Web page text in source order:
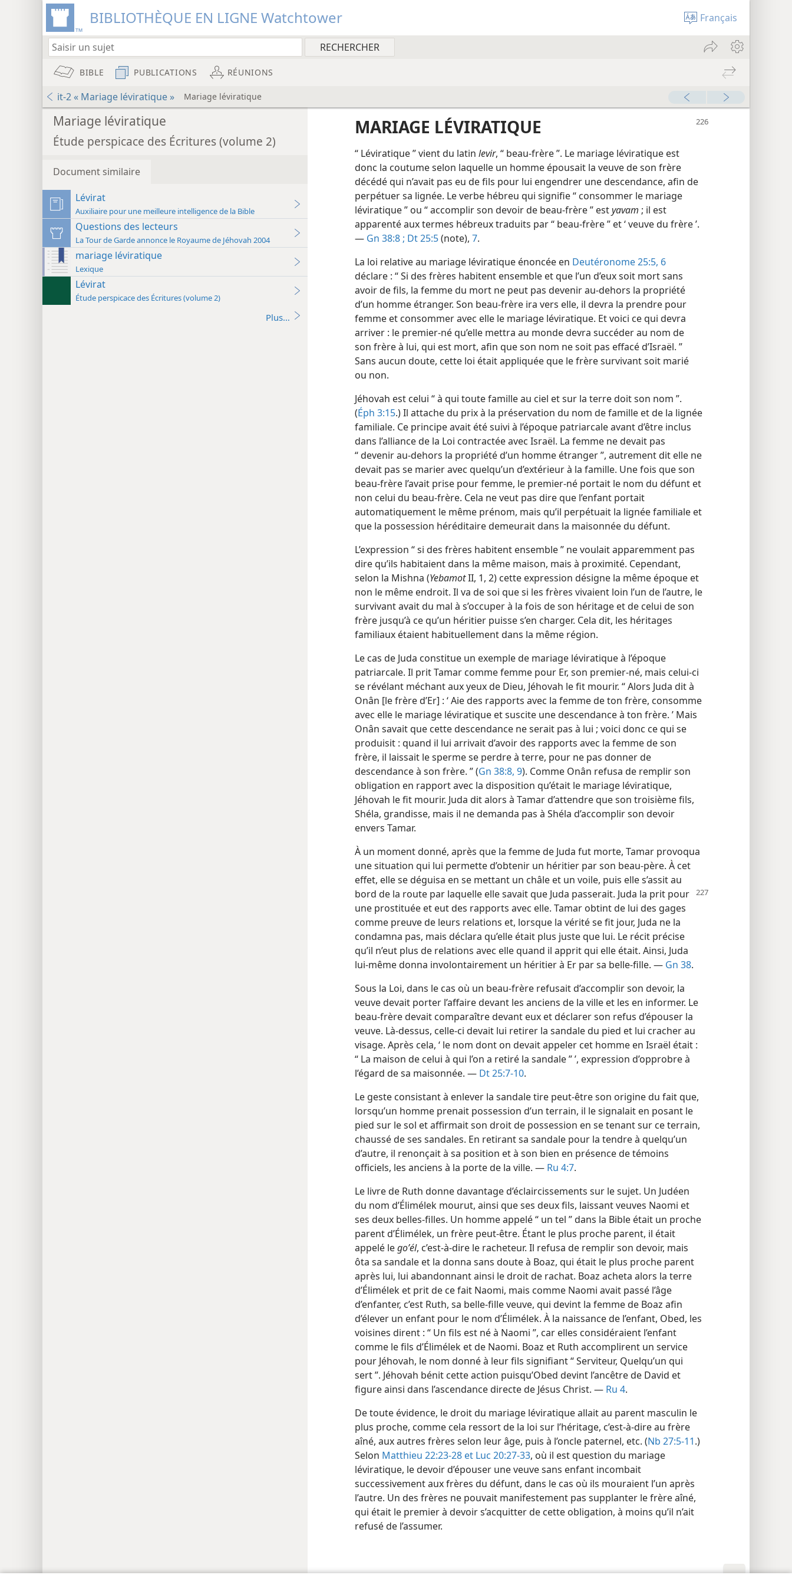
BIBLIOTHÈQUE EN LIGNE Watchtower Français
BIBLE PUBLICATIONS RÉUNIONS
it-2 « Mariage léviratique » Mariage léviratique
Mariage léviratique
Étude perspicace des Écritures (volume 2)
Document similaire
Lévirat
Auxiliaire pour une meilleure intelligence de la Bible
Questions des lecteurs
La Tour de Garde annonce le Royaume de Jéhovah 2004
mariage léviratique
Lexique
Lévirat
Étude perspicace des Écritures (volume 2)
Plus…
MARIAGE LÉVIRATIQUE
“ Léviratique ” vient du latin levir, “ beau-frère ”. Le mariage léviratique est
donc la coutume selon laquelle un homme épousait la veuve de son frère
décédé qui n’avait pas eu de fils pour lui engendrer une descendance, afin de
perpétuer sa lignée. Le verbe hébreu qui signifie “ consommer le mariage
léviratique ” ou “ accomplir son devoir de beau-frère ” estyavam ; il est
apparenté aux termes hébreux traduits par “ beau-frère ” et ‘ veuve du frère ’.
— Gn 38:8 ; Dt 25:5(note), 7.
La loi relative au mariage léviratique énoncée en Deutéronome 25:5, 6
déclare : “ Si des frères habitent ensemble et que l’un d’eux soit mort sans
avoir de fils, la femme du mort ne peut pas devenir au-dehors la propriété
d’un homme étranger. Son beau-frère ira vers elle, il devra la prendre pour
femme et consommer avec elle le mariage léviratique. Et voici ce qui devra
arriver : le premier-né qu’elle mettra au monde devra succéder au nom de
son frère à lui, qui est mort, afin que son nom ne soit pas effacé d’Israël. ”
Sans aucun doute, cette loi était appliquée que le frère survivant soit marié
ou non.
Jéhovah est celui “ à qui toute famille au ciel et sur la terre doit son nom ”.
(Éph 3:15.) Il attache du prix à la préservation du nom de famille et de la lignée
familiale. Ce principe avait été suivi à l’époque patriarcale avant d’être inclus
dans l’alliance de la Loi contractée avec Israël. La femme ne devait pas
“ devenir au-dehors la propriété d’un homme étranger ”, autrement dit elle ne
devait pas se marier avec quelqu’un d’extérieur à la famille. Une fois que son
beau-frère l’avait prise pour femme, le premier-né portait le nom du défunt et
non celui du beau-frère. Cela ne veut pas dire que l’enfant portait
automatiquement le même prénom, mais qu’il perpétuait la lignée familiale et
que la possession héréditaire demeurait dans la maisonnée du défunt.
L’expression “ si des frères habitent ensemble ” ne voulait apparemment pas
dire qu’ils habitaient dans la même maison, mais à proximité. Cependant,
selon la Mishna (YebamotII, 1, 2) cette expression désigne la même époque et
non le même endroit. Il va de soi que si les frères vivaient loin l’un de l’autre, le
survivant avait du mal à s’occuper à la fois de son héritage et de celui de son
frère jusqu’à ce qu’un héritier puisse s’en charger. Cela dit, les héritages
familiaux étaient habituellement dans la même région.
Le cas de Juda constitue un exemple de mariage léviratique à l’époque
patriarcale. Il prit Tamar comme femme pour Er, son premier-né, mais celui-ci
se révélant méchant aux yeux de Dieu, Jéhovah le fit mourir. “ Alors Juda dit à
Onân [le frère d’Er] : ‘ Aie des rapports avec la femme de ton frère, consomme
avec elle le mariage léviratique et suscite une descendance à ton frère. ’ Mais
Onân savait que cette descendance ne serait pas à lui ; voici donc ce qui se
produisit : quand il lui arrivait d’avoir des rapports avec la femme de son
frère, il laissait le sperme se perdre à terre, pour ne pas donner de
descendance à son frère. ” (Gn 38:8, 9). Comme Onân refusa de remplir son
obligation en rapport avec la disposition qu’était le mariage léviratique,
Jéhovah le fit mourir. Juda dit alors à Tamar d’attendre que son troisième fils,
Shéla, grandisse, mais il ne demanda pas à Shéla d’accomplir son devoir
envers Tamar.
À un moment donné, après que la femme de Juda fut morte, Tamar provoqua
une situation qui lui permette d’obtenir un héritier par son beau-père. À cet
effet, elle se déguisa en se mettant un châle et un voile, puis elle s’assit au
bord de la route par laquelle elle savait que Juda passerait. Juda la prit pour
une prostituée et eut des rapports avec elle. Tamar obtint de lui des gages
comme preuve de leurs relations et, lorsque la vérité se fit jour, Juda ne la
condamna pas, mais déclara qu’elle était plus juste que lui. Le récit précise
qu’il n’eut plus de relations avec elle quand il apprit qui elle était. Ainsi, Juda
lui-même donna involontairement un héritier à Er par sa belle-fille. — Gn 38.
Sous la Loi, dans le cas où un beau-frère refusait d’accomplir son devoir, la
veuve devait porter l’affaire devant les anciens de la ville et les en informer. Le
beau-frère devait comparaître devant eux et déclarer son refus d’épouser la
veuve. Là-dessus, celle-ci devait lui retirer la sandale du pied et lui cracher au
visage. Après cela, ‘ le nom dont on devait appeler cet homme en Israël était :
“ La maison de celui à qui l’on a retiré la sandale ” ’, expression d’opprobre à
l’égard de sa maisonnée. — Dt 25:7-10.
Le geste consistant à enlever la sandale tire peut-être son origine du fait que,
lorsqu’un homme prenait possession d’un terrain, il le signalait en posant le
pied sur le sol et affirmait son droit de possession en se tenant sur ce terrain,
chaussé de ses sandales. En retirant sa sandale pour la tendre à quelqu’un
d’autre, il renonçait à sa position et à son bien en présence de témoins
officiels, les anciens à la porte de la ville. — Ru 4:7.
Le livre de Ruth donne davantage d’éclaircissements sur le sujet. Un Judéen
du nom d’Élimélek mourut, ainsi que ses deux fils, laissant veuves Naomi et
ses deux belles-filles. Un homme appelé “ un tel ” dans la Bible était un proche
parent d’Élimélek, un frère peut-être. Étant le plus proche parent, il était
appelé legoʼél, c’est-à-dire le racheteur. Il refusa de remplir son devoir, mais
ôta sa sandale et la donna sans doute à Boaz, qui était le plus proche parent
après lui, lui abandonnant ainsi le droit de rachat. Boaz acheta alors la terre
d’Élimélek et prit de ce fait Naomi, mais comme Naomi avait passé l’âge
d’enfanter, c’est Ruth, sa belle-fille veuve, qui devint la femme de Boaz afin
d’élever un enfant pour le nom d’Élimélek. À la naissance de l’enfant, Obed, les
voisines dirent : “ Un fils est né à Naomi ”, car elles considéraient l’enfant
comme le fils d’Élimélek et de Naomi. Boaz et Ruth accomplirent un service
pour Jéhovah, le nom donné à leur fils signifiant “ Serviteur, Quelqu’un qui
sert ”. Jéhovah bénit cette action puisqu’Obed devint l’ancêtre de David et
figure ainsi dans l’ascendance directe de Jésus Christ. — Ru 4.
De toute évidence, le droit du mariage léviratique allait au parent masculin le
plus proche, comme cela ressort de la loi sur l’héritage, c’est-à-dire au frère
aîné, aux autres frères selon leur âge, puis à l’oncle paternel, etc. (Nb 27:5-11.)
Selon Matthieu 22:23-28 et Luc 20:27-33, où il est question du mariage
léviratique, le devoir d’épouser une veuve sans enfant incombait
successivement aux frères du défunt, dans le cas où ils mouraient l’un après
l’autre. Un des frères ne pouvait manifestement pas supplanter le frère aîné,
qui était le premier à devoir s’acquitter de cette obligation, à moins qu’il n’ait
refusé de l’assumer.